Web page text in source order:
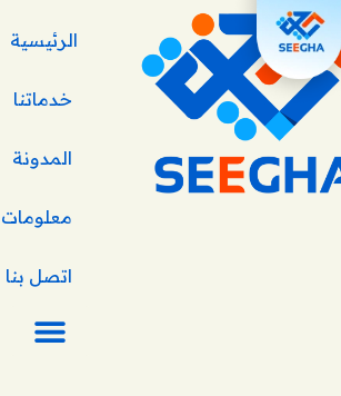
الرئيسية
خدماتنا
المدونة
معلومات
اتصل بنا